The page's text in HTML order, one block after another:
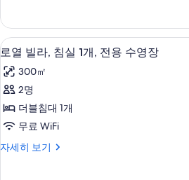
개,
전
용
수
영
장
사
진
라,
침
실
개,
전
수
영
자
로
열
빌
라,
침
1
로열
17
로열 빌라, 침실 1개, 전용 수영장
300㎡
2명
더블침대 1개
무료 WiFi
자세히 보기
로